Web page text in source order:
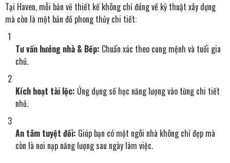
Tại Haven, mỗi bản vẽ thiết kế không chỉ đúng về kỹ thuật xây dựng
mà còn là một bản đồ phong thủy chi tiết:
Tư vấn hướng nhà & Bếp: Chuẩn xác theo cung mệnh và tuổi gia
chủ.
Kích hoạt tài lộc: Ứng dụng số học năng lượng vào từng chi tiết
nhỏ.
An tâm tuyệt đối: Giúp bạn có một ngôi nhà không chỉ đẹp mà
còn là nơi nạp năng lượng sau ngày làm việc.